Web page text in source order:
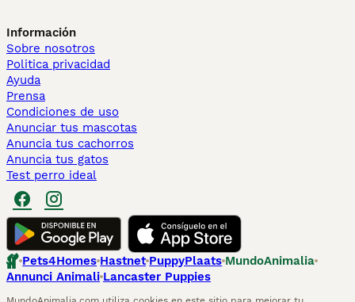
Información
Sobre nosotros
Politica privacidad
Ayuda
Prensa
Condiciones de uso
Anunciar tus mascotas
Anuncia tus cachorros
Anuncia tus gatos
Test perro ideal
Pets4Homes Hastnet PuppyPlaats MundoAnimalia
Annunci Animali Lancaster Puppies